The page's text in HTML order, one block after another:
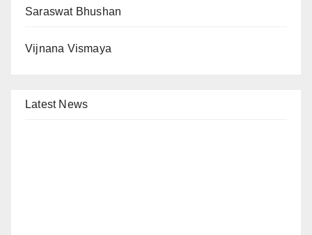
Saraswat Bhushan
Vijnana Vismaya
Latest News